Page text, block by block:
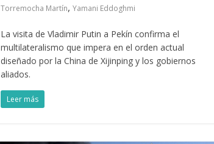
Torremocha Martín,Yamani Eddoghmi
La visita de Vladimir Putin a Pekín confirma el
multilateralismo que impera en el orden actual
diseñado por la China de Xijinping y los gobiernos
aliados.
Leer más